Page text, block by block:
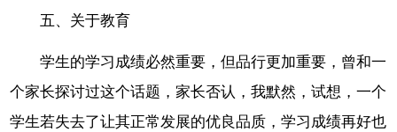
五、关于教育
学生的学习成绩必然重要，但品行更加重要，曾和一
个家长探讨过这个话题，家长否认，我默然，试想，一个
学生若失去了让其正常发展的优良品质，学习成绩再好也